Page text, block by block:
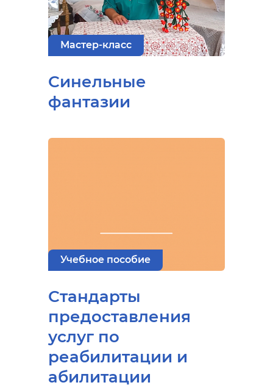
Мастер-класс
Синельные
фантазии
Учебное пособие
Стандарты
предоставления
услуг по
реабилитации и
абилитации